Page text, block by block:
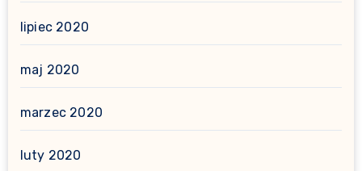
lipiec 2020
maj 2020
marzec 2020
luty 2020